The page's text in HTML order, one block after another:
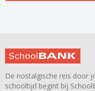
De nostalgische reis door
schooltijd begint bij